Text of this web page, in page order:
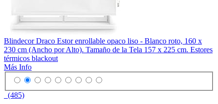
Blindecor Draco Estor enrollable opaco liso - Blanco roto, 160 x
230 cm (Ancho por Alto). Tamaño de la Tela 157 x 225 cm. Estores
térmicos blackout
Más Info
(485)